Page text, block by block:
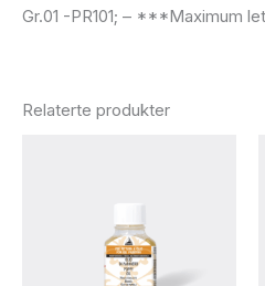
Gr.01 -PR101; – ***Maximum
Relaterte produkter